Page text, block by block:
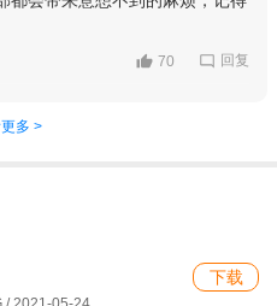
70 回复
多 >
下载